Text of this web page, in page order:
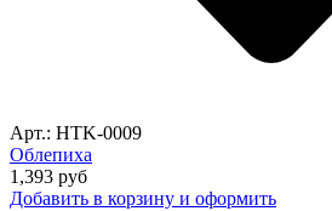
Арт.: HTK-0009
Облепиха
1,393 руб
Добавить в корзину и оформить